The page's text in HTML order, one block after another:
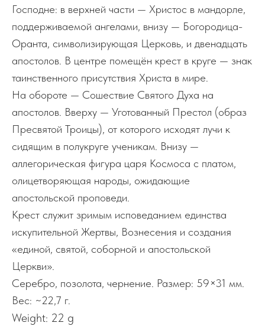
Господне: в верхней части — Христос в мандорле,
поддерживаемой ангелами, внизу — Богородица-
Оранта, символизирующая Церковь, и двенадцать
апостолов. В центре помещён крест в круге — знак
таинственного присутствия Христа в мире.
На обороте — Сошествие Святого Духа на
апостолов. Вверху — Уготованный Престол (образ
Пресвятой Троицы), от которого исходят лучи к
сидящим в полукруге ученикам. Внизу —
аллегорическая фигура царя Космоса с платом,
олицетворяющая народы, ожидающие
апостольской проповеди.
Крест служит зримым исповеданием единства
искупительной Жертвы, Вознесения и создания
«единой, святой, соборной и апостольской
Церкви».
Серебро, позолота, чернение. Размер: 59×31 мм.
Вес: ~22,7 г.
Weight: 22 g